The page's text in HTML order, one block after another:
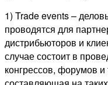
1) Trade events –
проводятся для
дистрибьюторов и
случае состоит в
конгрессов, форумов и